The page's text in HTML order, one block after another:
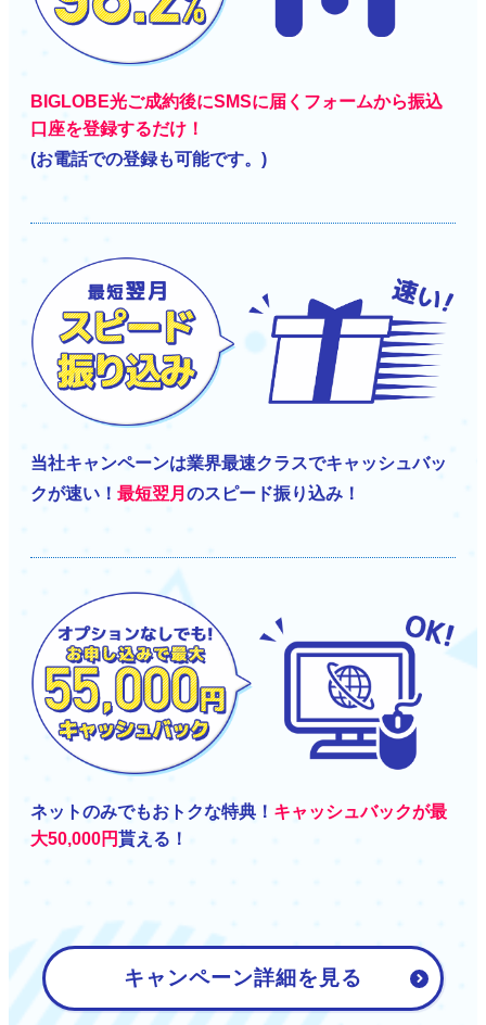
BIGLOBE光ご成約後にSMSに届くフォームから振込
口座を登録するだけ！
(お電話での登録も可能です。)
当社キャンペーンは業界最速クラスでキャッシュバッ
クが速い！ 最短翌月 のスピード振り込み！
ネットのみでもおトクな特典！ キャッシュバックが最
大50,000円貰える！
キャンペーン詳細を見る